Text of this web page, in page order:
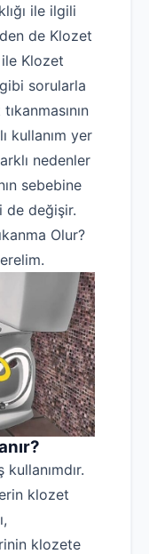
ile ilgili
de Klozet
ile Klozet
gibi sorularla
kullanım yer
nedenler
sebebine
de değişir.
Olur?
klozet
klozete